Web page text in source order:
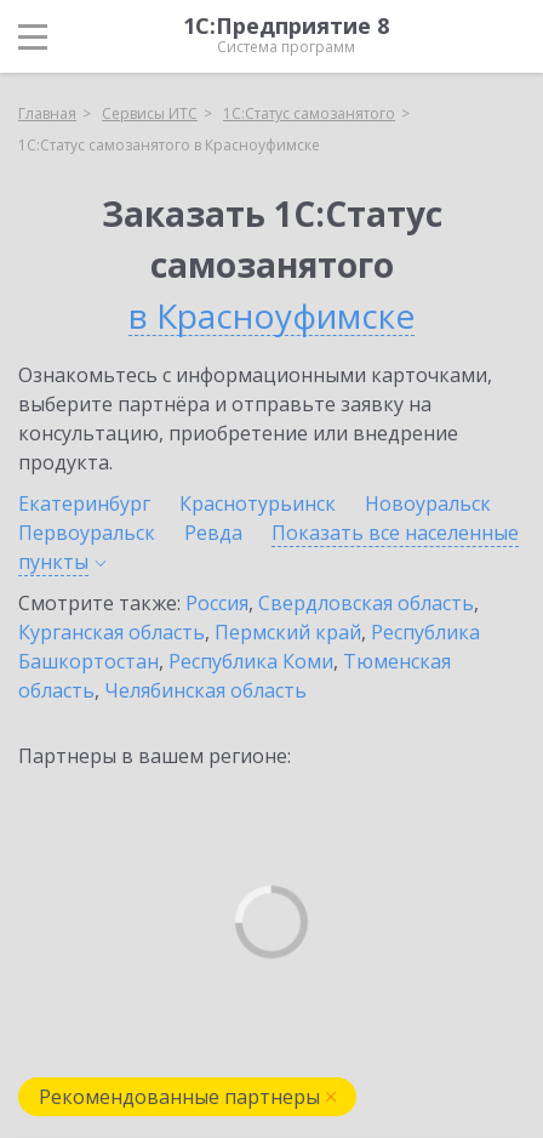
1С:Предприятие 8
Система программ
Главная Сервисы ИТС
1С:Статус самозанятого
1С:Статус самозанятого в Красноуфимске
Заказать 1С:Статус
самозанятого
в Красноуфимске
Ознакомьтесь с информационными карточками,
выберите партнёра и отправьте заявку на
консультацию, приобретение или внедрение
продукта.
Екатеринбург
Краснотурьинск
Новоуральск
Первоуральск
Ревда
Показать все населенные
пункты
Смотрите также: Россия, Свердловская область,
Курганская область, Пермский край, Республика
Башкортостан, Республика Коми, Тюменская
область, Челябинская область
Партнеры в вашем регионе:
Рекомендованные партнеры